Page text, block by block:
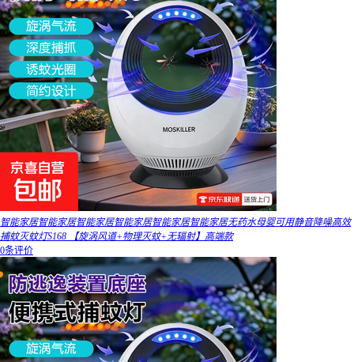
智能家居智能家居智能家居智能家居智能家居智能家居无药水母婴可用静音降噪高效
捕蚊灭蚊灯S168 【旋涡风道+物理灭蚊+无辐射】高端款
0条评价